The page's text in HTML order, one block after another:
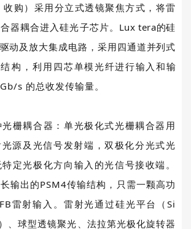
收购）采用分立式透镜聚焦方式，将雷
器耦合进入硅光子芯片。 Lux tera的硅
动及放大集成电路，采用四通道并列式
构，利用 四芯单模光纤进行输入和输
s 的总收发传输量。
栅耦合器：单光极化式光栅耦合器用
光源及光信号发射端，双极化分光式光
定光极化方向输入的光信号接收端。
输出的PSM4传输结构，只需一颗高功
雷射输入。雷射光通过硅光平台（Si
）、球型透镜聚光、法拉第光极化旋转器